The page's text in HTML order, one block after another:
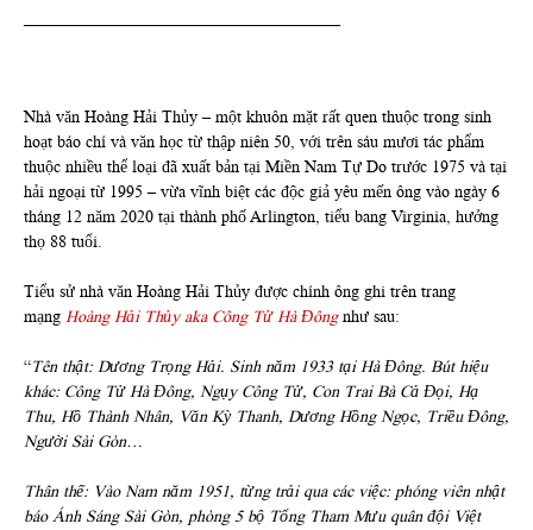
Nhà văn Hoàng Hải Thủy – một khuôn mặt rất quen thuộc trong sinh
hoạt báo chí và văn học từ thập niên 50, với trên sáu mươi tác phẩm
thuộc nhiều thể loại đã xuất bản tại Miền Nam Tự Do trước 1975 và tại
hải ngoại từ 1995 – vừa vĩnh biệt các độc giả yêu mến ông vào ngày 6
tháng 12 năm 2020 tại thành phố Arlington, tiểu bang Virginia, hưởng
thọ 88 tuổi.
Tiểu sử nhà văn Hoàng Hải Thủy được chính ông ghi trên trang
mạng Hoàng Hải Thủy aka Công Tử Hà Đông như sau:
“Tên thật: Dương Trọng Hải. Sinh năm 1933 tại Hà Đông. Bút hiệu
khác: Công Tử Hà Đông, Ngụy Công Tử, Con Trai Bà Cả Đọi, Hạ
Thu, Hồ Thành Nhân, Văn Kỳ Thanh, Dương Hồng Ngọc, Triều Đông,
Người Sài Gòn…
Thân thế: Vào Nam năm 1951, từng trải qua các việc: phóng viên nhật
báo Ánh Sáng Sài Gòn, phòng 5 bộ Tổng Tham Mưu quân đội Việt